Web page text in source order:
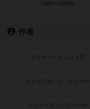
1980〜1990年
作者
ライナー・クニツィア
ヴォルフガング・クラマー
フリードマン・フリーゼ